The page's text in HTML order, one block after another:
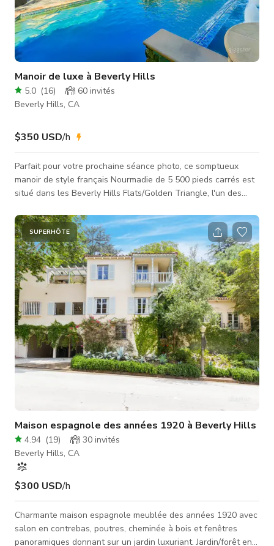
Manoir de luxe à Beverly Hills
5.0 (16) 60 invités
Beverly Hills, CA
$350 USD/h
Parfait pour votre prochaine séance photo, ce somptueux
manoir de style français Nourmadie de 5 500 pieds carrés est
situé dans les Beverly Hills Flats/Golden Triangle, l'un des
quelques minutes de Rodeo Drive et du Sunset Strip, le
domaine est situé sur un terrain privé d'un quart d'acre. Il y a
un grand salon menant à une salle familiale ouverte de 800
pieds carrés, adaptée pour la caméra. La salle familiale
dispose de hauts
SUPERHÔTE
Maison espagnole des années 1920 à Beverly Hills
4.94 (19) 30 invités
Beverly Hills, CA
$300 USD/h
Charmante maison espagnole meublée des années 1920 avec
salon en contrebas, poutres, cheminée à bois et fenêtres
panoramiques donnant sur un jardin luxuriant. Jardin/forêt en